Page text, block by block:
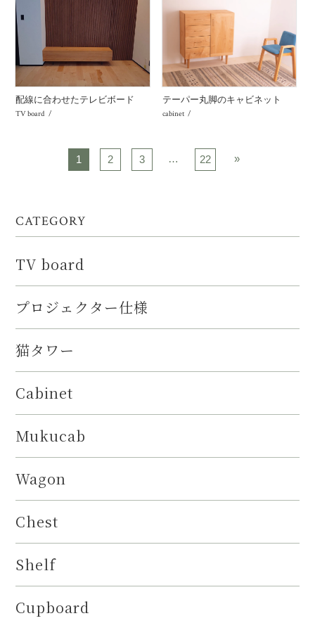
配線に合わせたテレビボード
TV board
テーパー丸脚のキャビネット
cabinet
1 2 3 … 22 »
CATEGORY
TV board
プロジェクター仕様
猫タワー
Cabinet
Mukucab
Wagon
Chest
Shelf
Cupboard